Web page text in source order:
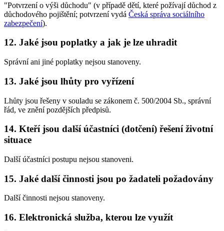
"Potvrzení o výši důchodu" (v případě dětí, které požívají důchod z
důchodového pojištění; potvrzení vydá Česká správa sociálního
zabezpečení).
12. Jaké jsou poplatky a jak je lze uhradit
Správní ani jiné poplatky nejsou stanoveny.
13. Jaké jsou lhůty pro vyřízení
Lhůty jsou řešeny v souladu se zákonem č. 500/2004 Sb., správní
řád, ve znění pozdějších předpisů.
14. Kteří jsou další účastníci (dotčení) řešení životní
situace
Další účastníci postupu nejsou stanoveni.
15. Jaké další činnosti jsou po žadateli požadovány
Další činnosti nejsou stanoveny.
16. Elektronická služba, kterou lze využít